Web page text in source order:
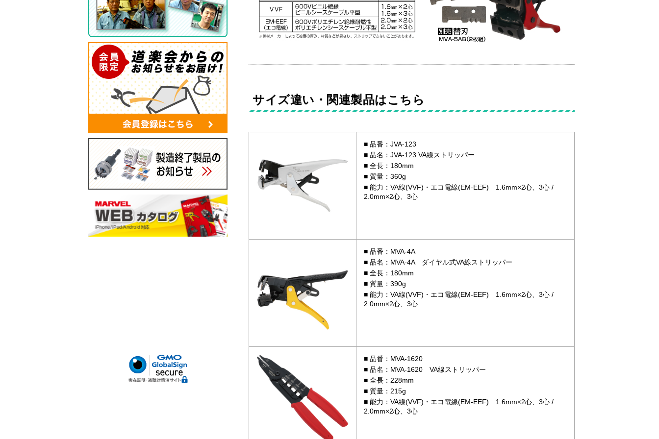
サイズ違い・関連製品はこちら
品番：JVA-123
品名：JVA-123 VA線ストリッパー
全長：180mm
質量：360g
能力：VA線(VVF)・エコ電線(EM-EEF) 1.6mm×2心、3心 /
2.0mm×2心、3心
品番：MVA-4A
品名：MVA-4A ダイヤル式VA線ストリッパー
全長：180mm
質量：390g
能力：VA線(VVF)・エコ電線(EM-EEF) 1.6mm×2心、3心 /
2.0mm×2心、3心
品番：MVA-1620
品名：MVA-1620 VA線ストリッパー
全長：228mm
質量：215g
能力：VA線(VVF)・エコ電線(EM-EEF) 1.6mm×2心、3心 /
2.0mm×2心、3心
ツールバッグ
帆布シリーズ
現場用ゴミ箱
蛍光灯・モールバッグ
手袋
パーツボックス
電工バケツ
ケーブルタイホルダー
マルチポーチ
小判型ポケット